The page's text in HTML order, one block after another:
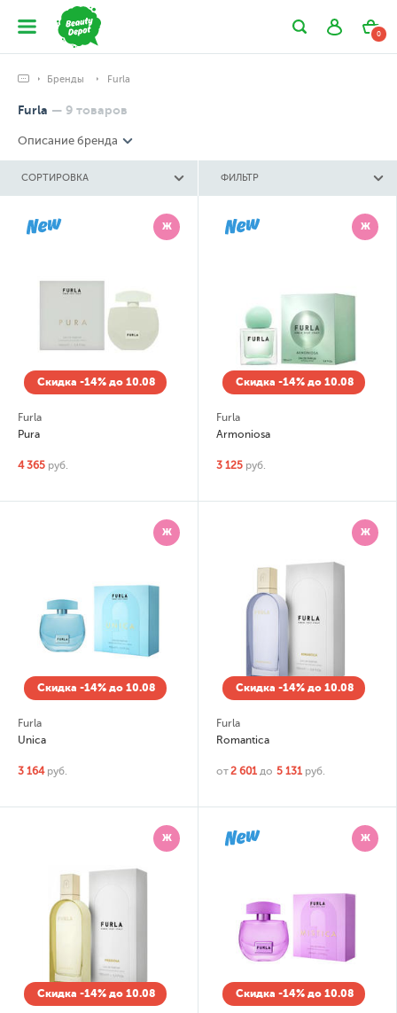
0
Бренды Furla
Furla — 9 товаров
Описание бренда
СОРТИРОВКА ФИЛЬТР
Ж
Скидка -14% до 10.08
Furla
Pura
4 365 руб.
Ж
Скидка -14% до 10.08
Furla
Armoniosa
3 125 руб.
Ж
Скидка -14% до 10.08
Furla
Unica
3 164 руб.
Ж
Скидка -14% до 10.08
Furla
Romantica
от2 601 до 5 131 руб.
Ж
Скидка -14% до 10.08
Ж
Скидка -14% до 10.08